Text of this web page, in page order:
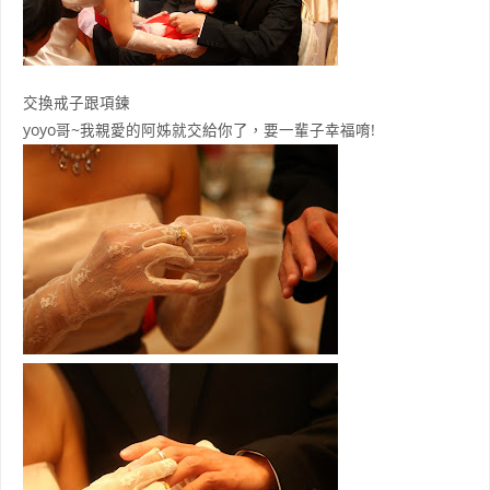
交換戒子跟項鍊
yoyo哥~我親愛的阿姊就交給你了，要一輩子幸福唷!